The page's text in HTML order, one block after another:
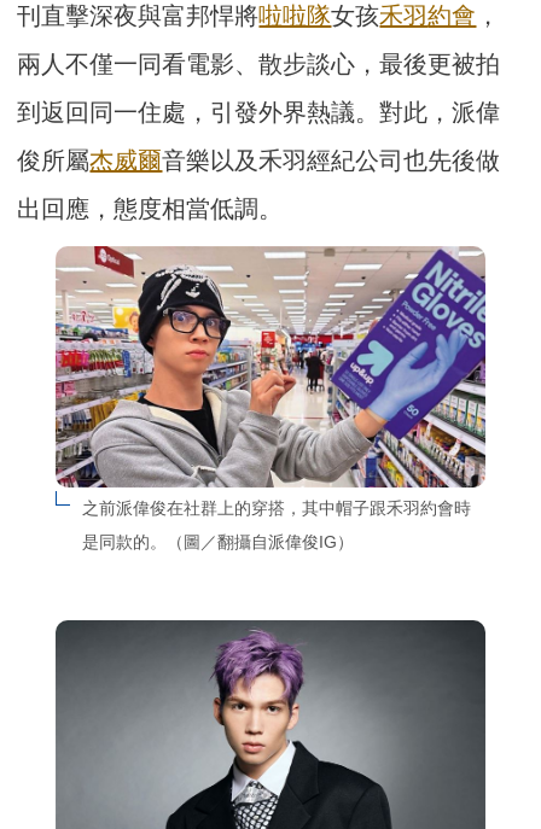
刊直擊深夜與富邦悍將啦啦隊女孩禾羽約會 ，
兩人不僅一同看電影、散步談心，最後更被拍
到返回同一住處，引發外界熱議。對此，派偉
俊所屬杰威爾音樂以及禾羽經紀公司也先後做
出回應，態度相當低調。
之前派偉俊在社群上的穿搭，其中帽子跟禾羽約會時
是同款的。（圖／翻攝自派偉俊IG）